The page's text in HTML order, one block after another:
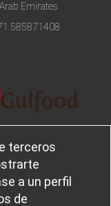
Emirates
585871408
terceros
a un perfil
de